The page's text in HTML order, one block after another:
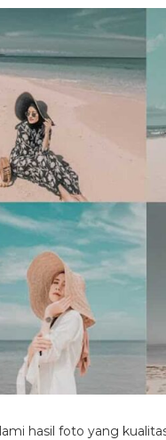
hasil foto yang